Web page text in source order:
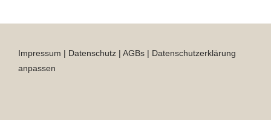
Impressum | Datenschutz | AGBs | Datenschutzerklärung
anpassen